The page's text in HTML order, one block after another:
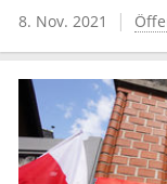
8. Nov. 2021